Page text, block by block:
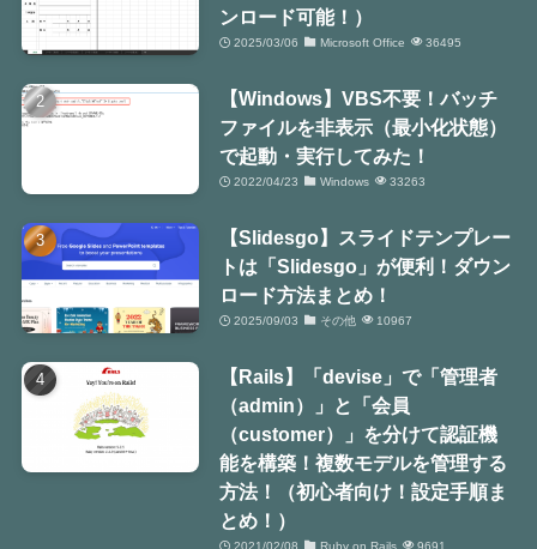
ンロード可能！）
2025/03/06 Microsoft Office 36495
【Windows】VBS不要！バッチ
ファイルを非表示（最小化状態）
で起動・実行してみた！
2022/04/23 Windows 33263
【Slidesgo】スライドテンプレー
トは「Slidesgo」が便利！ダウン
ロード方法まとめ！
2025/09/03 その他 10967
【Rails】「devise」で「管理者
（admin）」と「会員
（customer）」を分けて認証機
能を構築！複数モデルを管理する
方法！（初心者向け！設定手順ま
とめ！）